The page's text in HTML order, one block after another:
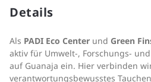
Details
Als PADI Eco Center und Green
aktiv für Umwelt-, Forschungs-
auf Guanaja ein. Hier verbinden
verantwortungsbewusstes